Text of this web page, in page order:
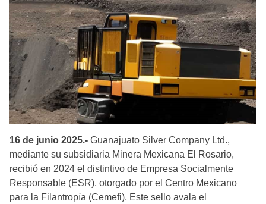
16 de junio 2025.- Guanajuato Silver Company Ltd.,
mediante su subsidiaria Minera Mexicana El Rosario,
recibió en 2024 el distintivo de Empresa Socialmente
Responsable (ESR), otorgado por el Centro Mexicano
para la Filantropía (Cemefi). Este sello avala el